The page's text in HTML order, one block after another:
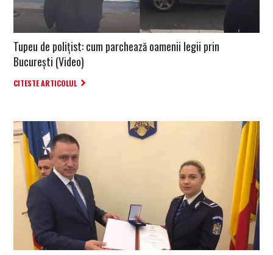
Tupeu de poliţist: cum parchează oamenii legii prin
Bucureşti (Video)
CITESTE ARTICOLUL